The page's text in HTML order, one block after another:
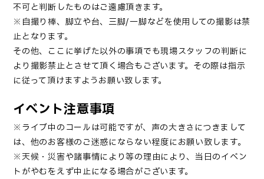
不可と判断したものはご遠慮頂きます。
※自撮り棒、脚立や台、三脚/一脚などを使用しての撮影は禁
止となります。
その他、ここに挙げた以外の事項でも現場スタッフの判断に
より撮影禁止とさせて頂く場合もございます。その際は指示
に従って頂けますようお願い致します。
イベント注意事項
※ライブ中のコールは可能ですが、声の大きさにつきまして
は、他のお客様のご迷惑にならない程度にお願い致します。
※天候・災害や諸事情により等の理由により、当日のイベン
トがやむをえず中止になる場合がございます。